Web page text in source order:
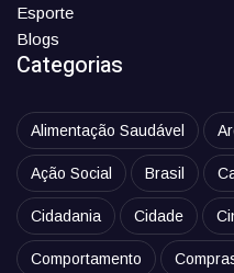
Esporte
Blogs
Categorias
Alimentação Saudável
Ação Social Brasil
Cidadania Cidade
Comportamento